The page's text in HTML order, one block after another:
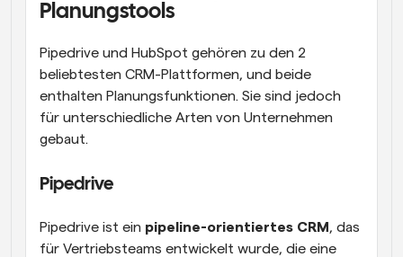
Planungstools
Pipedrive und HubSpot gehören zu den 2
beliebtesten CRM-Plattformen, und beide
enthalten Planungsfunktionen. Sie sind jedoch
für unterschiedliche Arten von Unternehmen
gebaut.
Pipedrive
Pipedrive ist ein pipeline-orientiertes CRM , das
für Vertriebsteams entwickelt wurde, die eine